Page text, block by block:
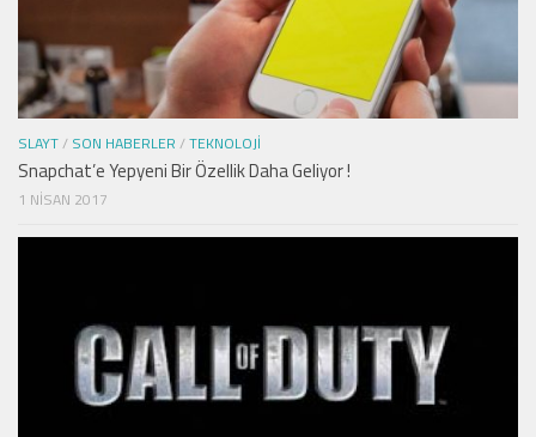
SLAYT/ SON HABERLER /TEKNOLOJI
Snapchat’e Yepyeni Bir Özellik Daha Geliyor !
1 NISAN 2017